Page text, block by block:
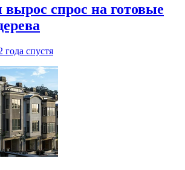
вырос спрос на готовые
года спустя